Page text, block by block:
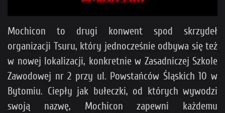
Mochicon to drugi konwent spod skrzydeł
organizacji Tsuru, który jednocześnie odbywa się też
w nowej lokalizacji, konkretnie w Zasadniczej Szkole
Zawodowej nr 2 przy ul. Powstańców Śląskich 10 w
Bytomiu. Ciepły jak bułeczki, od których wywodzi
swoją nazwę, Mochicon zapewni każdemu